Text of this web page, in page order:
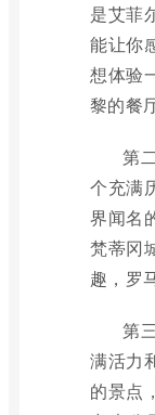
是艾菲
能让你
想体验
黎的餐
第
个充满
界闻名
梵蒂冈
趣，罗
第
满活力
的景点